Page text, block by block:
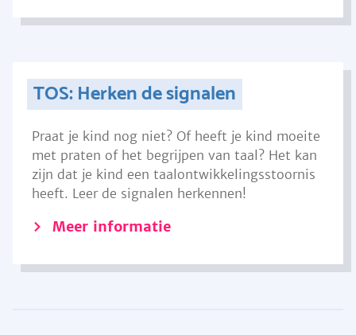
TOS: Herken de signalen
Praat je kind nog niet? Of heeft je kind moeite
met praten of het begrijpen van taal? Het kan
zijn dat je kind een taalontwikkelingsstoornis
heeft. Leer de signalen herkennen!
Meer informatie